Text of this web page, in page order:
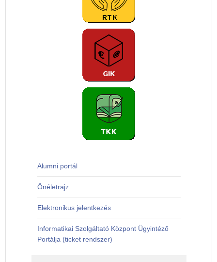
Alumni portál
Önéletrajz
Elektronikus jelentkezés
Informatikai Szolgáltató Központ Ügyintéző
Portálja (ticket rendszer)